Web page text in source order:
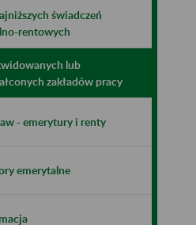
świadczeń
rentowych
lub
zakładów pracy
- emerytury i renty
emerytalne